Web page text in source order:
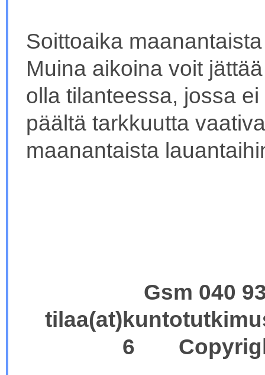
Soittoaika
Muina aikoina voit
olla tilanteessa, jossa
päältä tarkkuutta
maanantaista
Gsm 040
6